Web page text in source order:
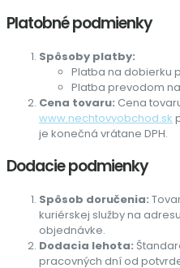
Platobné podmienky
Spôsoby platby:
Platba na dobierku
Platba prevodom
Cena tovaru: Cena
www.nechtovyobchod.sk
je konečná vrátane DPH.
Dodacie podmienky
Spôsob doručenia:
kuriérskej služby na
objednávke.
Dodacia lehota:
pracovných dní od